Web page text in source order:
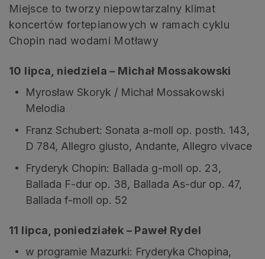
Miejsce to tworzy niepowtarzalny klimat
koncertów fortepianowych w ramach cyklu
Chopin nad wodami Motławy
10 lipca, niedziela – Michał Mossakowski
Myrosław Skoryk / Michał Mossakowski
Melodia
Franz Schubert: Sonata a-moll op. posth. 143,
D 784, Allegro giusto, Andante, Allegro vivace
Fryderyk Chopin: Ballada g-moll op. 23,
Ballada F-dur op. 38, Ballada As-dur op. 47,
Ballada f-moll op. 52
11 lipca, poniedziałek – Paweł Rydel
w programie Mazurki: Fryderyka Chopina,